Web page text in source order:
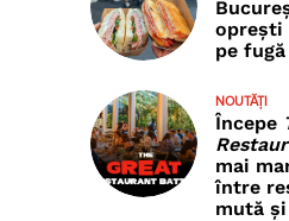
oprești
pe fugă
NOUTĂȚI
Începe
mai
între
mută